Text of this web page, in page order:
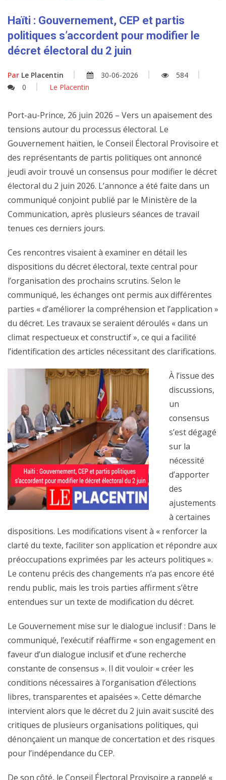
Haïti : Gouvernement, CEP et partis
politiques s’accordent pour modifier le
décret électoral du 2 juin
Par Le Placentin 30-06-2026
584
0
Le Placentin
Port-au-Prince, 26 juin 2026 – Vers un apaisement des
tensions autour du processus électoral. Le
Gouvernement haïtien, le Conseil Électoral Provisoire et
des représentants de partis politiques ont annoncé
jeudi avoir trouvé un consensus pour modifier le décret
électoral du 2 juin 2026. L’annonce a été faite dans un
communiqué conjoint publié par le Ministère de la
Communication, après plusieurs séances de travail
tenues ces derniers jours.
Ces rencontres visaient à examiner en détail les
dispositions du décret électoral, texte central pour
l’organisation des prochains scrutins. Selon le
communiqué, les échanges ont permis aux différentes
parties « d’améliorer la compréhension et l’application »
du décret. Les travaux se seraient déroulés « dans un
climat respectueux et constructif », ce qui a facilité
l’identification des articles nécessitant des clarifications.
À l’issue des
discussions,
un
consensus
s’est dégagé
sur la
nécessité
d’apporter
des
ajustements
à certaines
dispositions. Les modifications visent à « renforcer la
clarté du texte, faciliter son application et répondre aux
préoccupations exprimées par les acteurs politiques ».
Le contenu précis des changements n’a pas encore été
rendu public, mais les trois parties affirment s’être
entendues sur un texte de modification du décret.
Le Gouvernement mise sur le dialogue inclusif : Dans le
communiqué, l’exécutif réaffirme « son engagement en
faveur d’un dialogue inclusif et d’une recherche
constante de consensus ». Il dit vouloir « créer les
conditions nécessaires à l’organisation d’élections
libres, transparentes et apaisées ». Cette démarche
intervient alors que le décret du 2 juin avait suscité des
critiques de plusieurs organisations politiques, qui
dénonçaient un manque de concertation et des risques
pour l’indépendance du CEP.
De son côté, le Conseil Électoral Provisoire a rappelé «